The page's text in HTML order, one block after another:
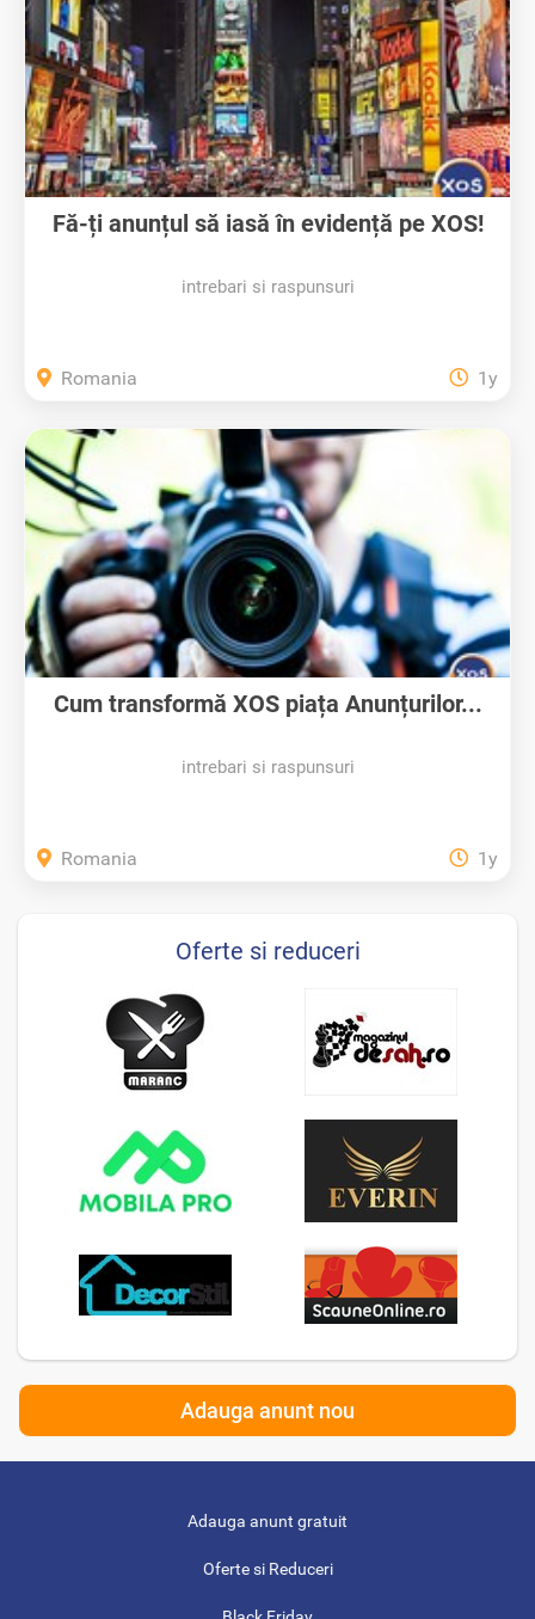
Fă-ți anunțul să iasă în evidență pe XOS!
intrebari si raspunsuri
Romania 1y
Cum transformă XOS piața Anunțurilor...
intrebari si raspunsuri
Romania 1y
Oferte si reduceri
Adauga anunt nou
Adauga anunt gratuit
Oferte si Reduceri